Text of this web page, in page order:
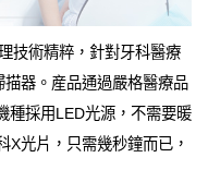
技術精粹，針對牙科醫療
器。産品通過嚴格醫療品
種採用LED光源，不需要暖
X光片，只需幾秒鐘而已，